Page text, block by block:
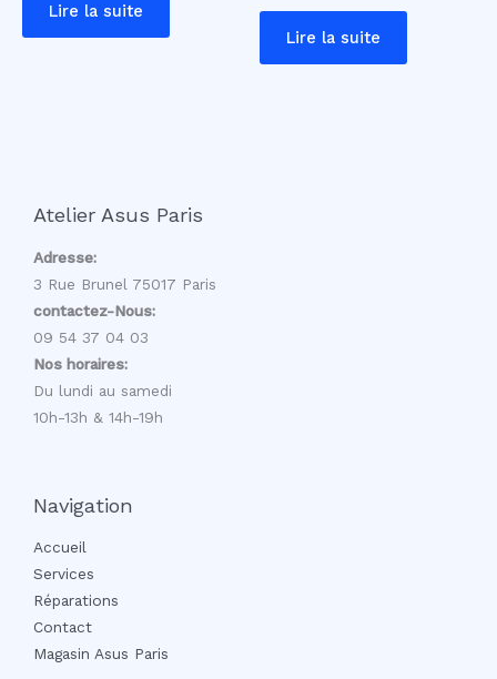
Lire la suite
Lire la suite
Atelier Asus Paris
Adresse:
3 Rue Brunel 75017 Paris
contactez-Nous:
09 54 37 04 03
Nos horaires:
Du lundi au samedi
10h-13h & 14h-19h
Navigation
Accueil
Services
Réparations
Contact
Magasin Asus Paris